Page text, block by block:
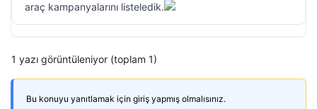
araç kampanyalarını listeledik.
1 yazı görüntüleniyor (toplam 1)
Bu konuyu yanıtlamak için giriş yapmış olmalısınız.